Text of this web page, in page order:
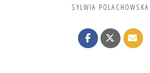
SYLWIA POLACHOWSKA